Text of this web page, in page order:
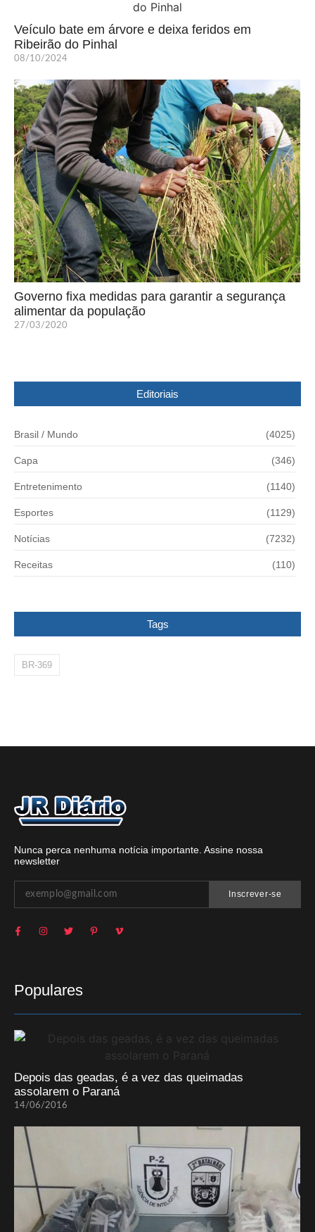
Veículo bate em árvore e deixa feridos em
Ribeirão do Pinhal
08/10/2024
Governo fixa medidas para garantir a segurança
alimentar da população
27/03/2020
Editoriais
Brasil / Mundo (4025)
Capa (346)
Entretenimento (1140)
Esportes (1129)
Notícias (7232)
Receitas (110)
Tags
BR-369
Nunca perca nenhuma notícia importante. Assine nossa
newsletter
Inscrever-se
Populares
Depois das geadas, é a vez das queimadas
assolarem o Paraná
14/06/2016